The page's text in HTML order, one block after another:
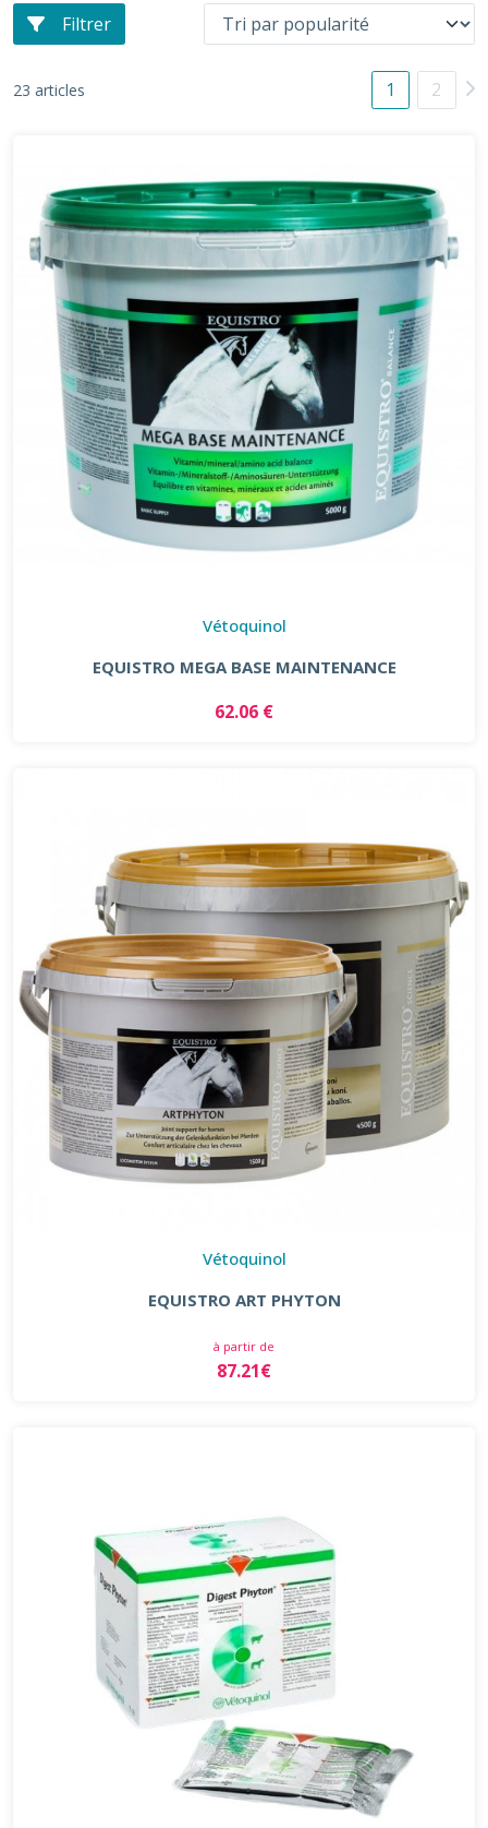
Filtrer
23 articles 1 2
Vétoquinol
EQUISTRO MEGA BASE MAINTENANCE
62.06 €
Vétoquinol
EQUISTRO ART PHYTON
à partir de
87.21€